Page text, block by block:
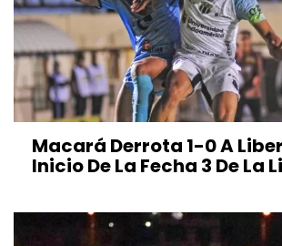
Macará Derrota 1-0 A
Inicio De La Fecha 3 De La